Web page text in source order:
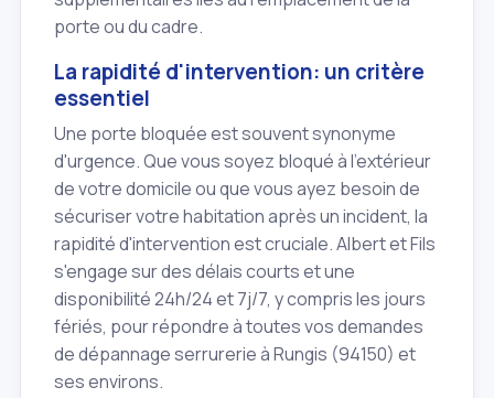
porte ou du cadre.
La rapidité d'intervention: un critère
essentiel
Une porte bloquée est souvent synonyme
d'urgence. Que vous soyez bloqué à l'extérieur
de votre domicile ou que vous ayez besoin de
sécuriser votre habitation après un incident, la
rapidité d'intervention est cruciale. Albert et Fils
s'engage sur des délais courts et une
disponibilité 24h/24 et 7j/7, y compris les jours
fériés, pour répondre à toutes vos demandes
de dépannage serrurerie à Rungis (94150) et
ses environs.